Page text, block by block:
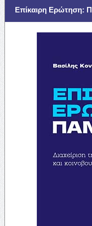
Επίκαιρη Ερώτηση: